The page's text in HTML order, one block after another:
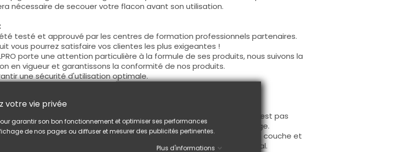
nécessaire de secouer votre flacon avant son utilisation.
testé et approuvé par les centres de formation professionnels partenaires.
vous pourrez satisfaire vos clientes les plus exigeantes !
porte une attention particulière à la formule de ses produits, nous suivons la
en vigueur et garantissons la conformité de nos produits.
une sécurité d'utilisation optimale.
s'applique avec son pinceau, de manière généreuse, sur la base (il n'est pas
dégraisser la couche de cohésion) ou sur la construction après limage.
en deux voire trois couches, fermez le bord libre à la première couche et
couche et troisième couche pour garantir un résultat optimal.
votre vie privée
garantir son bon fonctionnement et optimiser ses performances
de nos pages ou diffuser et mesurer des publicités pertinentes.
Plus d'informations